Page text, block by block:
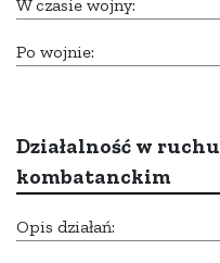
W czasie wojny:
Po wojnie:
Działalność w ruchu
kombatanckim
Opis działań: